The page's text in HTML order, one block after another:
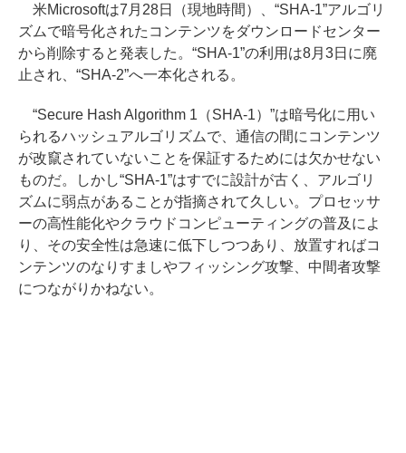
米Microsoftは7月28日（現地時間）、“SHA-1”アルゴリ
ズムで暗号化されたコンテンツをダウンロードセンター
から削除すると発表した。“SHA-1”の利用は8月3日に廃
止され、“SHA-2”へ一本化される。
“Secure Hash Algorithm 1（SHA-1）”は暗号化に用い
られるハッシュアルゴリズムで、通信の間にコンテンツ
が改竄されていないことを保証するためには欠かせない
ものだ。しかし“SHA-1”はすでに設計が古く、アルゴリ
ズムに弱点があることが指摘されて久しい。プロセッサ
ーの高性能化やクラウドコンピューティングの普及によ
り、その安全性は急速に低下しつつあり、放置すればコ
ンテンツのなりすましやフィッシング攻撃、中間者攻撃
につながりかねない。